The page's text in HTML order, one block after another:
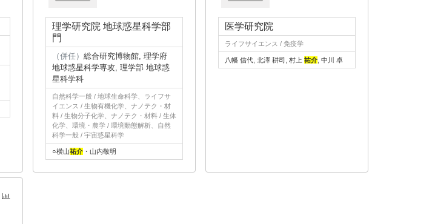
理学研究院 地球惑星科学部
門
（併任） 総合研究博物館, 理学府
地球惑星科学専攻, 理学部 地球惑
星科学科
自然科学一般 / 地球生命科学、ライフサ
イエンス / 生物有機化学、ナノテク・材
料 / 生物分子化学、ナノテク・材料 / 生体
化学、環境・農学 / 環境動態解析、自然
科学一般 / 宇宙惑星科学
○横山祐介 ・山内敬明
医学研究院
ライフサイエンス / 免疫学
八幡 信代, 北澤 耕司, 村上 祐介 , 中川 卓